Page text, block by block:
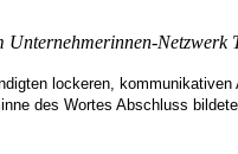
lockeren,
des Wortes Abschluss